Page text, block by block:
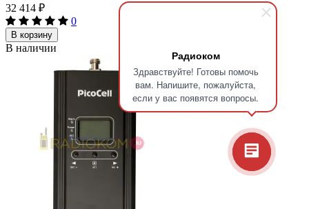
Радиоком
Здравствуйте! Готовы помочь
вам. Напишите, пожалуйста,
если у вас появятся вопросы.
32 414 ₽
0
В корзину
В наличии